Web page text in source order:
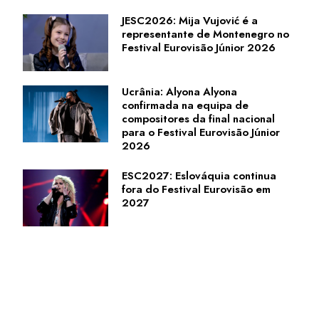
JESC2026: Mija Vujović é a
representante de Montenegro no
Festival Eurovisão Júnior 2026
Ucrânia: Alyona Alyona
confirmada na equipa de
compositores da final nacional
para o Festival Eurovisão Júnior
2026
ESC2027: Eslováquia continua
fora do Festival Eurovisão em
2027